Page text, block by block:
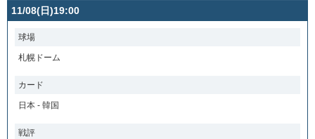
11/08(日)19:00
球場
札幌ドーム
カード
日本 - 韓国
戦評